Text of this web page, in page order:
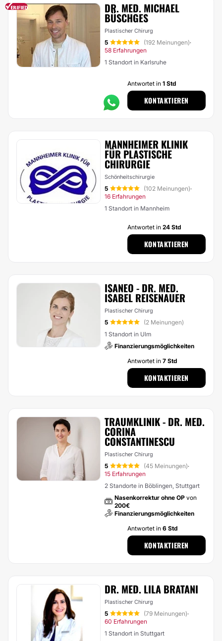
DR. MED. MICHAEL
BÜSCHGES
Plastischer Chirurg
5 (192 Meinungen)·
58 Erfahrungen
1 Standort in Karlsruhe
Antwortet in 1 Std
KONTAKTIEREN
MANNHEIMER KLINIK
FÜR PLASTISCHE
CHIRURGIE
Schönheitschirurgie
5 (102 Meinungen)·
16 Erfahrungen
1 Standort in Mannheim
Antwortet in 24 Std
KONTAKTIEREN
ISANEO - DR. MED.
ISABEL REISENAUER
Plastischer Chirurg
5
(2 Meinungen)
1 Standort in Ulm
Finanzierungsmöglichkeiten
Antwortet in 7 Std
KONTAKTIEREN
TRAUMKLINIK - DR. MED.
CORINA
CONSTANTINESCU
Plastischer Chirurg
5 (45 Meinungen)·
15 Erfahrungen
2 Standorte in Böblingen, Stuttgart
Nasenkorrektur ohne OP von
200€
Finanzierungsmöglichkeiten
Antwortet in 6 Std
KONTAKTIEREN
DR. MED. LILA BRATANI
Plastischer Chirurg
5 (79 Meinungen)·
60 Erfahrungen
1 Standort in Stuttgart